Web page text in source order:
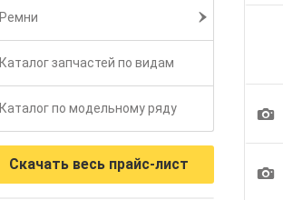
Ремни
Каталог запчастей по видам
Каталог по модельному ряду
Скачать весь прайс-лист
1
1